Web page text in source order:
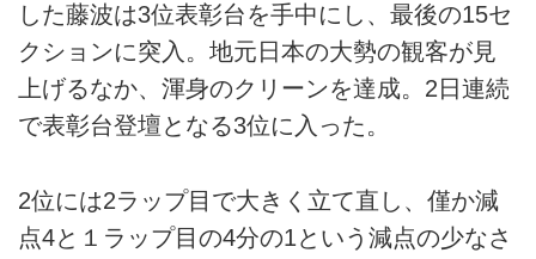
した藤波は3位表彰台を手中にし、最後の15セ
クションに突入。地元日本の大勢の観客が見
上げるなか、渾身のクリーンを達成。2日連続
で表彰台登壇となる3位に入った。
2位には2ラップ目で大きく立て直し、僅か減
点4と１ラップ目の4分の1という減点の少なさ